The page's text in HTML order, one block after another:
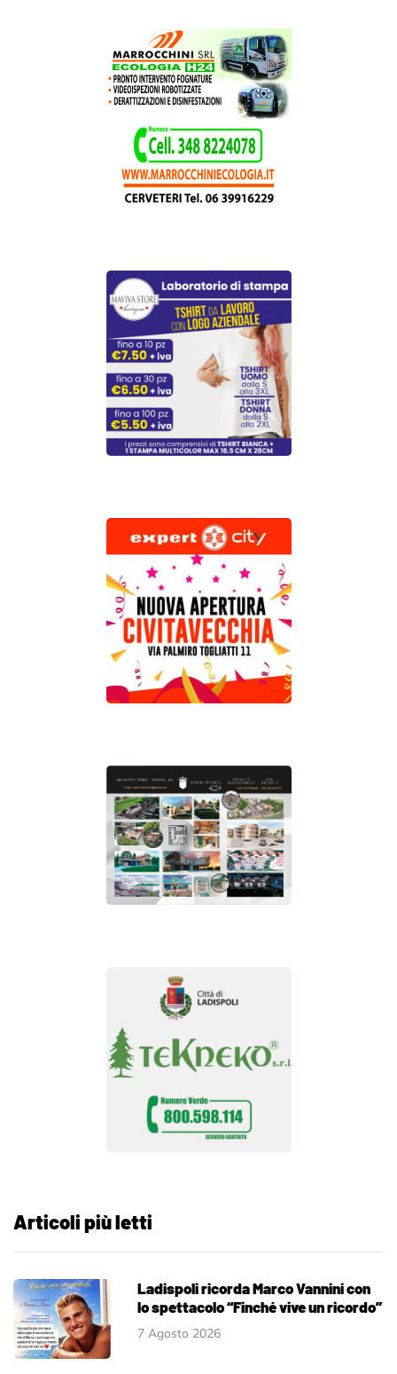
Articoli più letti
Ladispoli ricorda Marco Vannini con
lo spettacolo “Finché vive un ricordo”
7 Agosto 2026